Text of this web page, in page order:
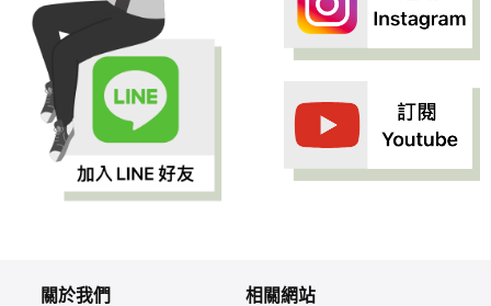
關於我們 相關網站